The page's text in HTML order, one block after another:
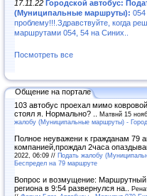
17.11.22 Городской автобус:
(Муниципальные маршруты):
проблему!!!.Здравствуйте, когда
маршрутами 054, 54 на Синих..
Посмотреть все
Общение на портале
103 автобус проехал мимо
стоял я. Нормально? .. Матвнй 15
жалобу (Муниципальные маршруты) -
Полное неуважени к гражданам 79
компанией,прождал 2часа
2022, 06:09 // Подать жалобу
Беспредел на 79 маршруте
Вопрос и возмущение: Маршрутный
региона в 9:54 развернулся на..